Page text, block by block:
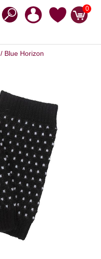
0
/ Blue Horizon